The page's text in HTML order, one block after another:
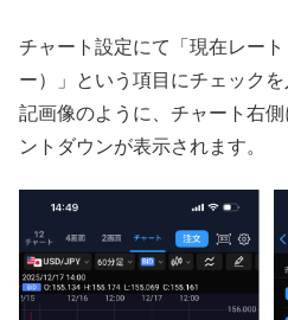
チャート設定にて「現在レー
ー）」という項目にチェック
記画像のように、チャート右
ントダウンが表示されます。